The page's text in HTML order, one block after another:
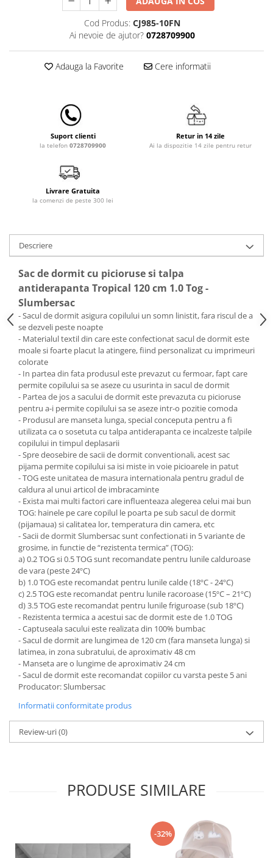
Lampi de veghe
Cod Produs: CJ985-10FN
Ai nevoie de ajutor? 0728709900
Adauga la Favorite Cere informatii
Suport clienti
la telefon 0728709900
Retur in 14 zile
Ai la dispozitie 14 zile pentru retur
Livrare Gratuita
la comenzi de peste 300 lei
Descriere
Sac de dormit cu picioruse si talpa
antiderapanta Tropical 120 cm 1.0 Tog -
Slumbersac
- Sacul de dormit asigura copilului un somn linistit, fara riscul de a
se dezveli peste noapte
- Materialul textil din care este confectionat sacul de dormit este
moale si foarte placut la atingere, fiind personalizat cu imprimeuri
colorate
- In partea din fata produsul este prevazut cu fermoar, fapt care
permite copilului sa se aseze cu usurinta in sacul de dormit
- Partea de jos a sacului de dormit este prevazuta cu picioruse
pentru a-i permite copilului sa se aseze intr-o pozitie comoda
- Produsul are manseta lunga, special conceputa pentru a fi
utilizata ca o sosetuta cu talpa antiderapanta ce incalzeste talpile
copilului in timpul deplasarii
- Spre deosebire de sacii de dormit conventionali, acest sac
pijama permite copilului sa isi miste in voie picioarele in patut
- TOG este unitatea de masura internationala pentru gradul de
caldura al unui articol de imbracaminte
- Exista mai multi factori care influenteaza alegerea celui mai bun
TOG: hainele pe care copilul le poarta pe sub sacul de dormit
(pijamaua) si calitatea lor, temperatura din camera, etc
- Sacii de dormit Slumbersac sunt confectionati in 5 variante de
grosime, in functie de “rezistenta termica” (TOG):
a) 0.2 TOG si 0.5 TOG sunt recomandate pentru lunile calduroase
de vara (peste 24ºC)
b) 1.0 TOG este recomandat pentru lunile calde (18ºC - 24ºC)
c) 2.5 TOG este recomandat pentru lunile racoroase (15ºC – 21ºC)
d) 3.5 TOG este recomandat pentru lunile friguroase (sub 18ºC)
- Rezistenta termica a acestui sac de dormit este de 1.0 TOG
- Captuseala sacului este realizata din 100% bumbac
- Sacul de dormit are lungimea de 120 cm (fara manseta lunga) si
latimea, in zona subratului, de aproximativ 48 cm
- Manseta are o lungime de aproximativ 24 cm
- Sacul de dormit este recomandat copiilor cu varsta peste 5 ani
Producator: Slumbersac
Informatii conformitate produs
Review-uri(0)
PRODUSE SIMILARE
-32%